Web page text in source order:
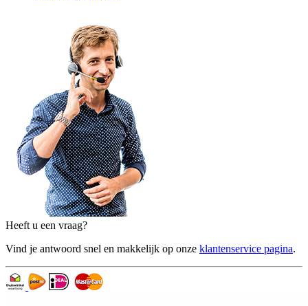
Heeft u een vraag?
Vind je antwoord snel en makkelijk op onze klantenservice pagina.